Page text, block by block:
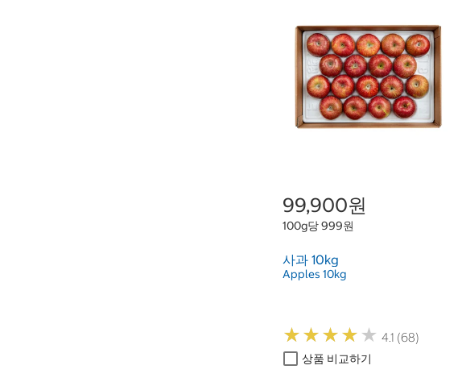
99,900원
100g당 999원
사과 10kg
Apples 10kg
★★★★ ★
★★★★ ★ 4.1 (68)
상품 비교하기